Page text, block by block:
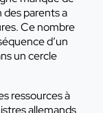
des parents a
Ce nombre
d’un
un cercle
ressources à